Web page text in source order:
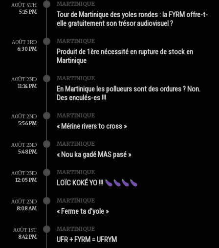
AOÛT 4TH
5:15 PM
MARTINIQUE
Tour de Martinique des yoles rondes : la FYRM offre-t-
elle gratuitement son trésor audiovisuel ?
AOÛT 3RD
6:30 PM
MARTINIQUE
Produit de 1ère nécessité en rupture de stock en
Martinique
AOÛT 2ND
11:14 PM
MARTINIQUE
En Martinique les pollueurs sont des ordures ? Non.
Des enculés-es !!!
AOÛT 2ND
5:56 PM
MARTINIQUE
« Mérine rivers to cross »
AOÛT 2ND
5:48 PM
MARTINIQUE
« Nou ka gadé MAS pasé »
AOÛT 2ND
12:05 PM
MARTINIQUE
LOÏC KOKÉ YO !!!
AOÛT 2ND
8:08 AM
MARTINIQUE
« Ferme ta d’yole »
AOÛT 1ST
8:42 PM
MARTINIQUE
UFR + FYRM = UFRYM